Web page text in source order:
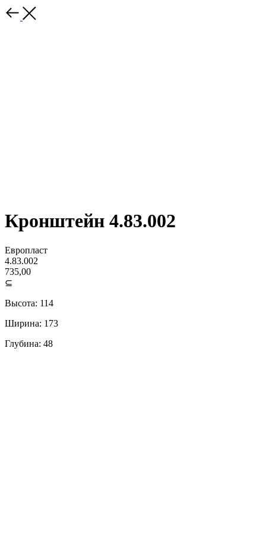
Кронштейн 4.83.002
Европласт
4.83.002
735,00
⊆
Высота: 114
Ширина: 173
Глубина: 48